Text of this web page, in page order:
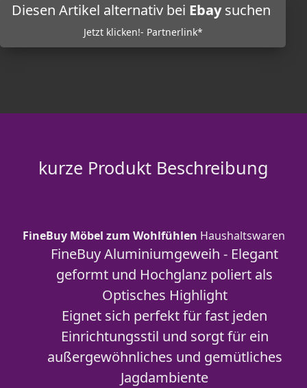
Diesen Artikel alternativ bei Ebaysuchen
Jetzt klicken!- Partnerlink*
kurze Produkt Beschreibung
FineBuy Möbel zum Wohlfühlen Haushaltswaren
FineBuy Aluminiumgeweih - Elegant
geformt und Hochglanz poliert als
Optisches Highlight
Eignet sich perfekt für fast jeden
Einrichtungsstil und sorgt für ein
außergewöhnliches und gemütliches
Jagdambiente